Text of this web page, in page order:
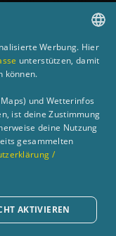
GERMAN
Werbung. Hier
unterstützen, damit
können.
und Wetterinfos
ist deine Zustimmung
deine Nutzung
gesammelten
/
AKTIVIEREN